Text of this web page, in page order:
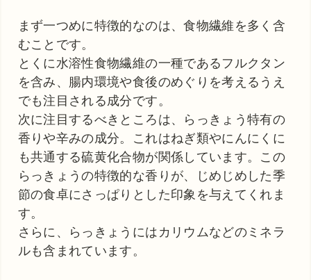
まず一つめに特徴的なのは、食物繊維を多く含
むことです。
とくに水溶性食物繊維の一種であるフルクタン
を含み、腸内環境や食後のめぐりを考えるうえ
でも注目される成分です。
次に注目するべきところは、らっきょう特有の
香りや辛みの成分。これはねぎ類やにんにくに
も共通する硫黄化合物が関係しています。この
らっきょうの特徴的な香りが、じめじめした季
節の食卓にさっぱりとした印象を与えてくれま
す。
さらに、らっきょうにはカリウムなどのミネラ
ルも含まれています。